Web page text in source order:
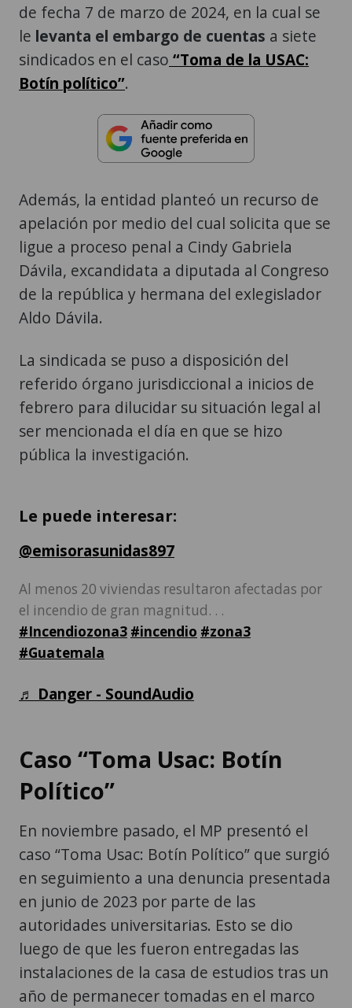
de fecha 7 de marzo de 2024, en la cual se
le levanta el embargo de cuentas a siete
sindicados en el caso “Toma de la USAC:
Botín político”.
Además, la entidad planteó un recurso de
apelación por medio del cual solicita que se
ligue a proceso penal a Cindy Gabriela
Dávila, excandidata a diputada al Congreso
de la república y hermana del exlegislador
Aldo Dávila.
La sindicada se puso a disposición del
referido órgano jurisdiccional a inicios de
febrero para dilucidar su situación legal al
ser mencionada el día en que se hizo
pública la investigación.
Le puede interesar:
@emisorasunidas897
Al menos 20 viviendas resultaron afectadas por
el incendio de gran magnitud. . .
#Incendiozona3 #incendio #zona3
#Guatemala
♬ Danger - SoundAudio
Caso “Toma Usac: Botín
Político”
En noviembre pasado, el MP presentó el
caso “Toma Usac: Botín Político” que surgió
en seguimiento a una denuncia presentada
en junio de 2023 por parte de las
autoridades universitarias. Esto se dio
luego de que les fueron entregadas las
instalaciones de la casa de estudios tras un
año de permanecer tomadas en el marco